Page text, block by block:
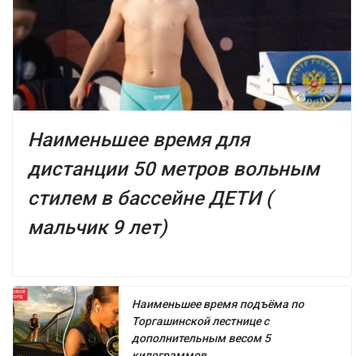
Наименьшее время для
дистанции 50 метров вольным
стилем в бассейне ДЕТИ (
мальчик 9 лет)
Наименьшее время подъёма по
Торгашинской лестнице с
дополнительным весом 5